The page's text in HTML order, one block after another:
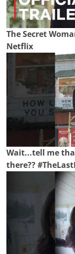
The Secret
Netflix
Wait...tell me
there??